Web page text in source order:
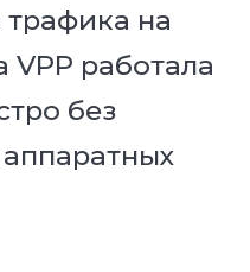
на
работала
без